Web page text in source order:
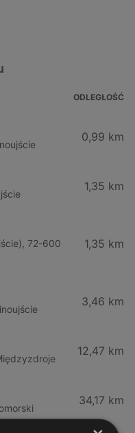
ODLEGŁOŚĆ
0,99 km
1,35 km
72-600
1,35 km
3,46 km
12,47 km
34,17 km